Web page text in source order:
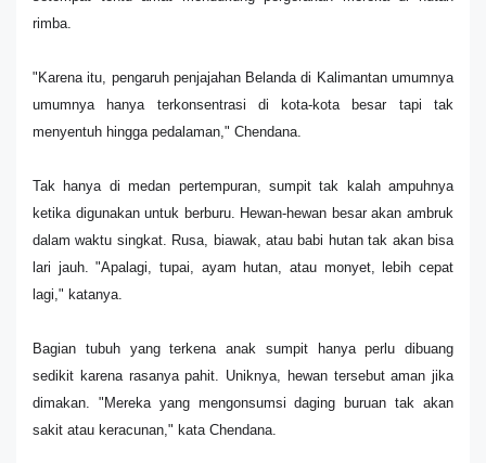
rimba.
"Karena itu, pengaruh penjajahan Belanda di Kalimantan umumnya
umumnya hanya terkonsentrasi di kota-kota besar tapi tak
menyentuh hingga pedalaman," Chendana.
Tak hanya di medan pertempuran, sumpit tak kalah ampuhnya
ketika digunakan untuk berburu. Hewan-hewan besar akan ambruk
dalam waktu singkat. Rusa, biawak, atau babi hutan tak akan bisa
lari jauh. "Apalagi, tupai, ayam hutan, atau monyet, lebih cepat
lagi," katanya.
Bagian tubuh yang terkena anak sumpit hanya perlu dibuang
sedikit karena rasanya pahit. Uniknya, hewan tersebut aman jika
dimakan. "Mereka yang mengonsumsi daging buruan tak akan
sakit atau keracunan," kata Chendana.